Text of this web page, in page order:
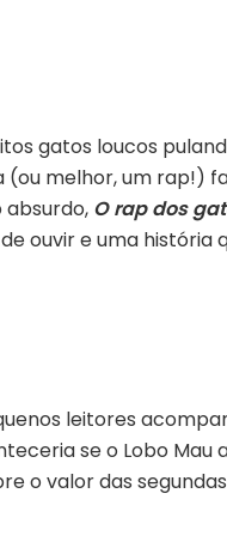
gatos loucos
melhor, um rap!)
O rap dos
ouvir e uma história
leitores
se o Lobo Mau
o valor das